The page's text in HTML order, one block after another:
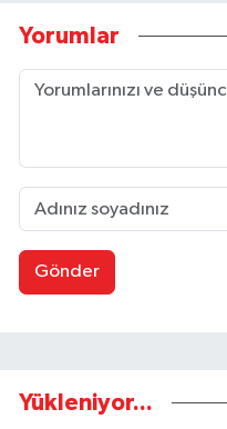
Yorumlar
Gönder
Yükleniyor...